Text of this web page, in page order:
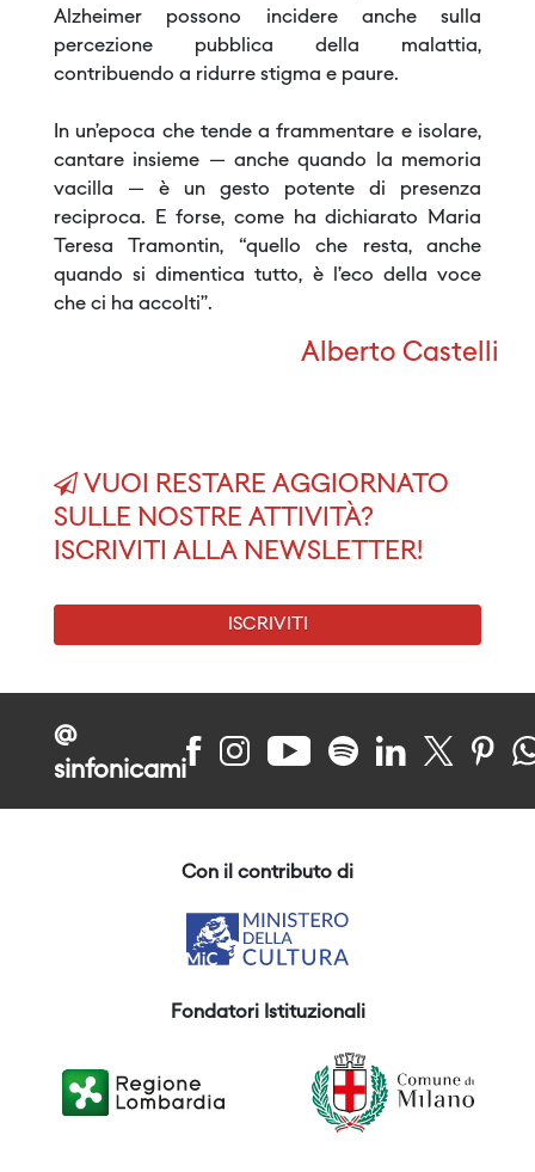
Alzheimer possono incidere anche sulla
percezione pubblica della malattia,
contribuendo a ridurre stigma e paure.
In un’epoca che tende a frammentare e isolare,
cantare insieme — anche quando la memoria
vacilla — è un gesto potente di presenza
reciproca. E forse, come ha dichiarato Maria
Teresa Tramontin, “quello che resta, anche
quando si dimentica tutto, è l’eco della voce
che ci ha accolti”.
Alberto Castelli
VUOI RESTARE AGGIORNATO
SULLE NOSTRE ATTIVITÀ?
ISCRIVITI ALLA NEWSLETTER!
ISCRIVITI
@
sinfonicami
Con il contributo di
Fondatori Istituzionali